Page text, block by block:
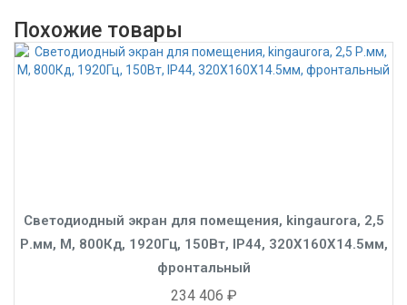
Похожие товары
Светодиодный экран для помещения, kingaurora, 2,5
Р.мм, M, 800Кд, 1920Гц, 150Вт, IP44, 320X160X14.5мм,
фронтальный
234 406 ₽